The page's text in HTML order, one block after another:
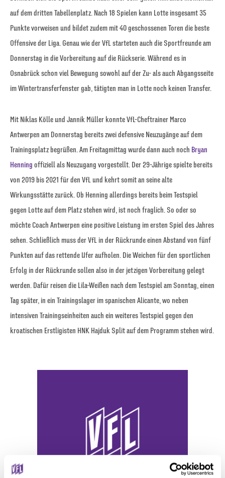
auf dem dritten Tabellenplatz. Nach 18 Spielen kann Lotte insgesamt 35
Punkte vorweisen und bildet zudem mit 40 geschossenen Toren die beste
Offensive der Liga. Genau wie der VfL starteten auch die Sportfreunde am
Donnerstag in die Vorbereitung auf die Rückserie. Während es in
Osnabrück schon viel Bewegung sowohl auf der Zu- als auch Abgangsseite
im Wintertransferfenster gab, tätigten man in Lotte noch keinen Transfer.
Mit Niklas Kölle und Jannik Müller konnte VfL-Cheftrainer Marco
Antwerpen am Donnerstag bereits zwei defensive Neuzugänge auf dem
Trainingsplatz begrüßen. Am Freitagmittag wurde dann auch noch Bryan
Henning offiziell als Neuzugang vorgestellt. Der 29-Jährige spielte bereits
von 2019 bis 2021 für den VfL und kehrt somit an seine alte
Wirkungsstätte zurück. Ob Henning allerdings bereits beim Testspiel
gegen Lotte auf dem Platz stehen wird, ist noch fraglich. So oder so
möchte Coach Antwerpen eine positive Leistung im ersten Spiel des Jahres
sehen. Schließlich muss der VfL in der Rückrunde einen Abstand von fünf
Punkten auf das rettende Ufer aufholen. Die Weichen für den sportlichen
Erfolg in der Rückrunde sollen also in der jetzigen Vorbereitung gelegt
werden. Dafür reisen die Lila-Weißen nach dem Testspiel am Sonntag, einen
Tag später, in ein Trainingslager im spanischen Alicante, wo neben
intensiven Trainingseinheiten auch ein weiteres Testspiel gegen den
kroatischen Erstligisten HNK Hajduk Split auf dem Programm stehen wird.